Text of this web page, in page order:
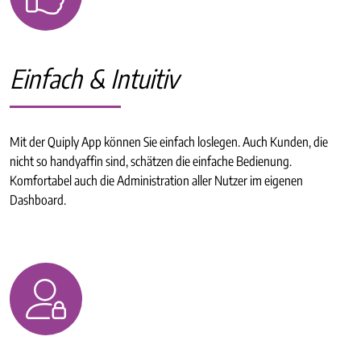
Einfach & Intuitiv
Mit der Quiply App können Sie einfach loslegen. Auch Kunden, die
nicht so handyaffin sind, schätzen die einfache Bedienung.
Komfortabel auch die Administration aller Nutzer im eigenen
Dashboard.